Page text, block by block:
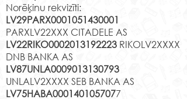
Norēķinu rekvizīti:
LV29PARX0001051430001
PARXLV22XXX CITADELE AS
LV22RIKO0002013192223 RIKOLV2XXXX
DNB BANKA AS
LV87UNLA0009013130793
UNLALV2XXXX SEB BANKA AS
LV75HABA0001401057077